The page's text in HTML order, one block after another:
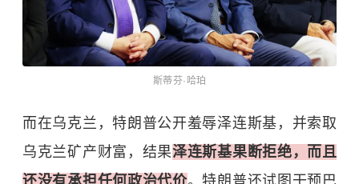
斯蒂芬·哈珀
而在乌克兰，特朗普公开羞辱泽连斯基，并索取
乌克兰矿产财富，结果泽连斯基果断拒绝，而且